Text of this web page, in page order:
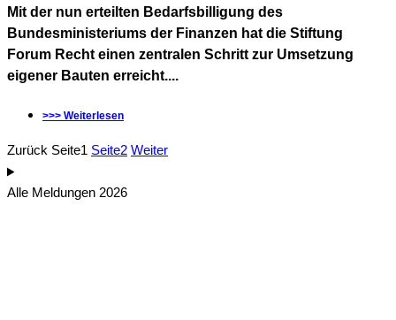
Mit der nun erteilten Bedarfsbilligung des
Bundesministeriums der Finanzen hat die Stiftung
Forum Recht einen zentralen Schritt zur Umsetzung
eigener Bauten erreicht....
>>> Weiterlesen
Zurück Seite1 Seite2 Weiter
Alle Meldungen 2026